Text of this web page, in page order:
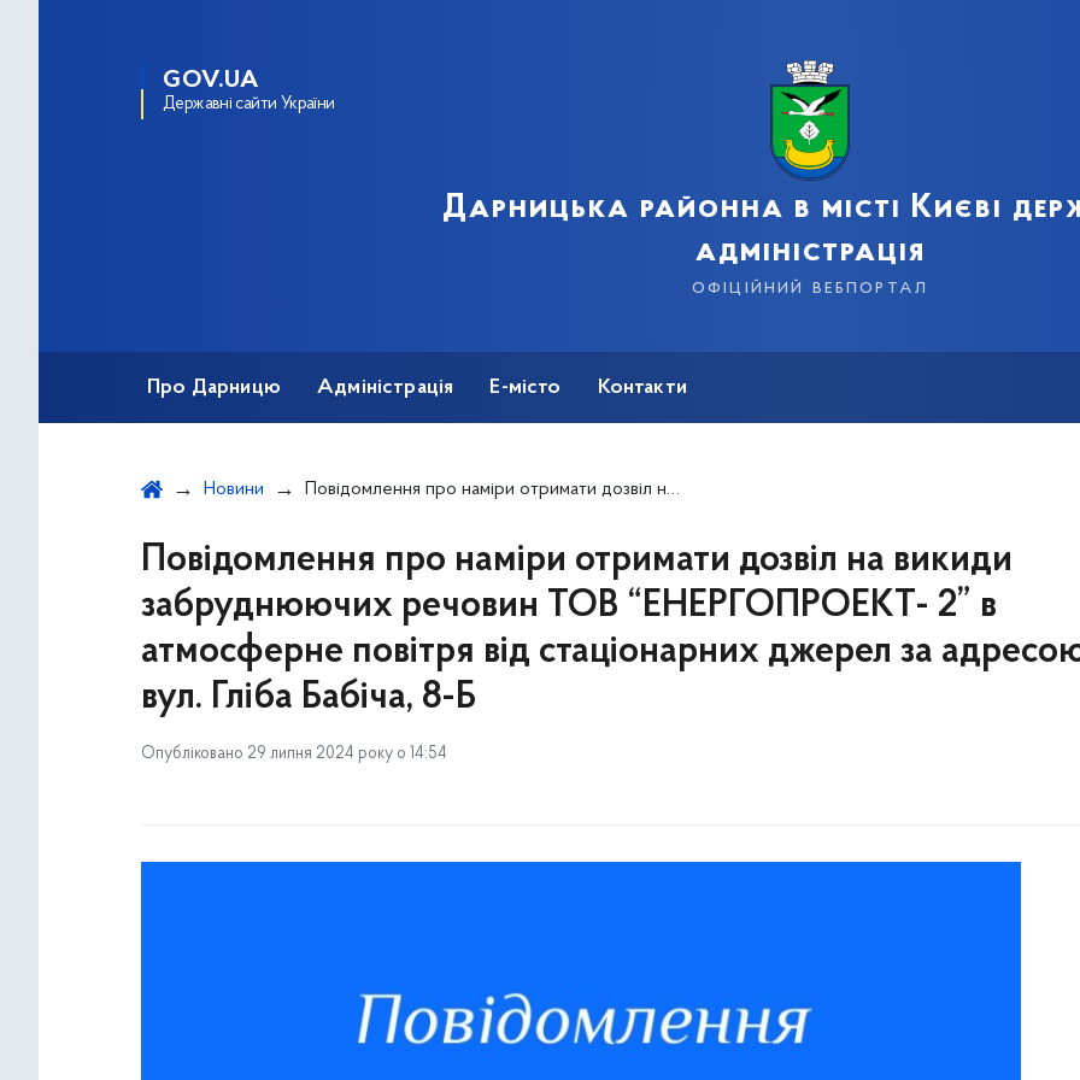
GOV.UA
Державні сайти України
Дарницька районна в місті Києві
адміністрація
офіційний вебпортал
Про Дарницю Адміністрація Е-місто Контакти
Новини Повідомлення про наміри отримати дозвіл на викиди забруднюючих речовин ТОВ “ЕНЕРГОПРОЕКТ- 2” в атмосферне повітря від стаціонарних джерел за адресою : вул. Гліба Бабіча, 8-Б
Повідомлення про наміри отримати дозвіл на викиди
забруднюючих речовин ТОВ “ЕНЕРГОПРОЕКТ- 2” в
атмосферне повітря від стаціонарних джерел за
вул. Гліба Бабіча, 8-Б
Опубліковано 29 липня 2024 року о 14:54